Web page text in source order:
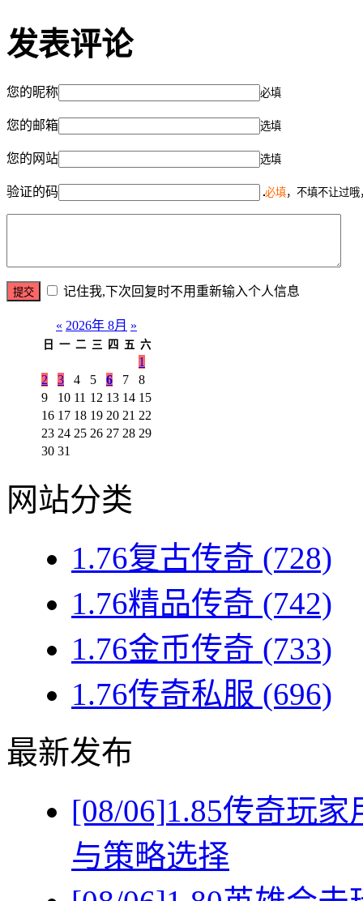
发表评论
您的昵称 必填
您的邮箱 选填
您的网站 选填
验证的码 必填，不填不让过
记住我,下次回复时不用重新输入个人信息
« 2026年 8月 »
日 一 二 三 四 五 六
1
2
3 4 5 6 7
8
9
10 11 12 13 14 15
16 17 18 19 20 21 22
23 24 25 26 27 28 29
30 31
网站分类
1.76复古传奇 (728)
1.76精品传奇 (742)
1.76金币传奇 (733)
1.76传奇私服 (696)
最新发布
[08/06]1.85传奇玩
与策略选择